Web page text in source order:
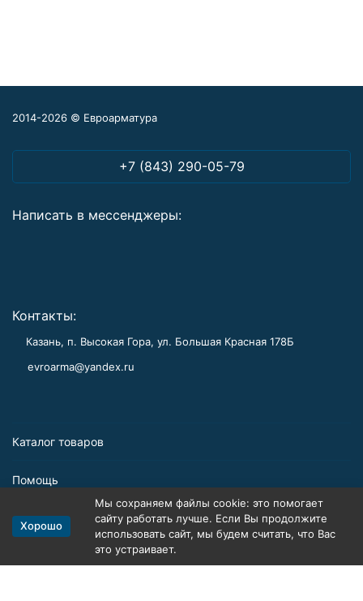
2014-2026 © Евроарматура
+7 (843) 290-05-79
Написать в мессенджеры:
Контакты:
Казань, п. Высокая Гора, ул. Большая Красная 178Б
evroarma@yandex.ru
Каталог товаров
Помощь
Информация
Политика персональных данных Карта сайта
Хорошо
Мы сохраняем файлы cookie: это помогает
сайту работать лучше. Если Вы продолжите
использовать сайт, мы будем считать, что Вас
это устраивает.